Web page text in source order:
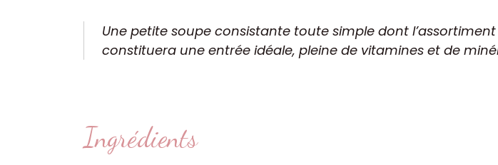
Une petite soupe consistante toute simple dont
constituera une entrée idéale, pleine de vitamines et de
Ingrédients